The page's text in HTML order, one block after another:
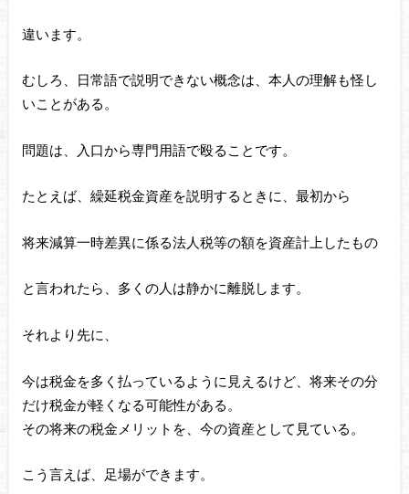
違います。
むしろ、日常語で説明できない概念は、本人の理解も怪し
いことがある。
問題は、入口から専門用語で殴ることです。
たとえば、繰延税金資産を説明するときに、最初から
将来減算一時差異に係る法人税等の額を資産計上したもの
と言われたら、多くの人は静かに離脱します。
それより先に、
今は税金を多く払っているように見えるけど、将来その分
だけ税金が軽くなる可能性がある。
その将来の税金メリットを、今の資産として見ている。
こう言えば、足場ができます。